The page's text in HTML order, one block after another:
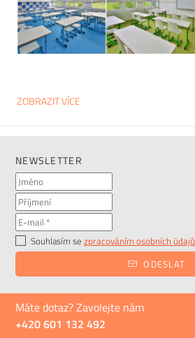
ZOBRAZIT VÍCE
NEWSLETTER
Souhlasím se zpracováním osobních údajů
ODESLAT
Máte dotaz? Zavolejte nám
+420 601 132 492